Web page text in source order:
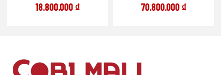
18.800.000 ₫ 70.800.000 ₫